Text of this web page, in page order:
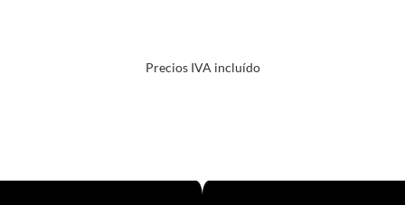
Precios IVA incluído